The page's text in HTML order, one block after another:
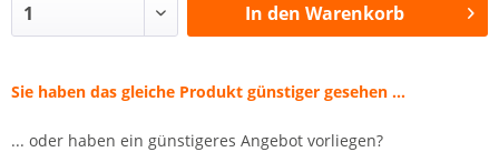
In den Warenkorb
Sie haben das gleiche Produkt günstiger gesehen ...
... oder haben ein günstigeres Angebot vorliegen?